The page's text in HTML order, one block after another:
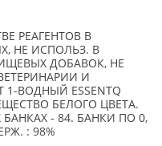
РЕАГЕНТОВ В
НЕ ИСПОЛЬЗ. В
ДОБАВОК, НЕ
И
ВОДНЫЙ ESSENTQ
БЕЛОГО ЦВЕТА.
- 84. БАНКИ ПО 0,
: 98%